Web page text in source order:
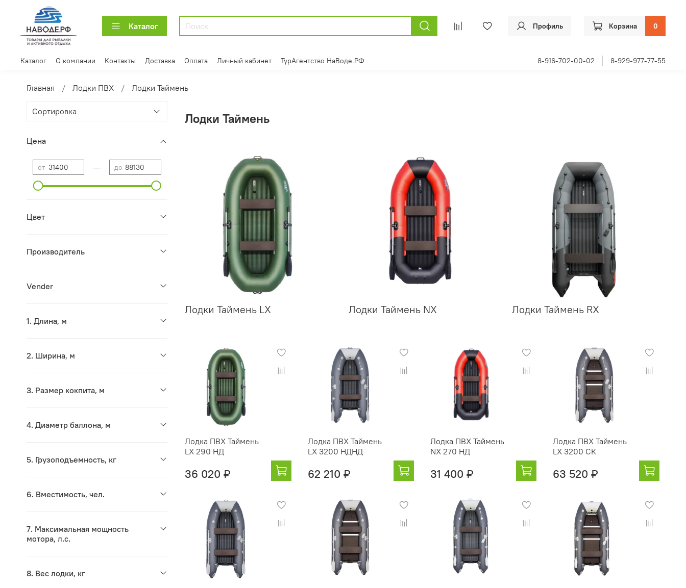
Каталог Профиль Корзина 0
Каталог О компании Контакты Доставка Оплата Личный кабинет ТурАгентство НаВоде.РФ 8-916-702-00-02 8-929-977-77-55
Главная Лодки ПВХ Лодки Таймень
Лодки Таймень
Лодки Таймень LX Лодки Таймень NX Лодки Таймень RX
Лодка ПВХ Таймень
LX 290 НД
36 020 ₽
Лодка ПВХ Таймень
LX 3200 НДНД
62 210 ₽
Лодка ПВХ Таймень
NX 270 НД
31 400 ₽
Лодка ПВХ Таймень
LX 3200 СК
63 520 ₽
Цена
от до
Цвет
Производитель
Vender
1. Длина, м
2. Ширина, м
3. Размер кокпита, м
4. Диаметр баллона, м
5. Грузоподъемность, кг
6. Вместимость, чел.
7. Максимальная мощность
мотора, л.с.
8. Вес лодки, кг